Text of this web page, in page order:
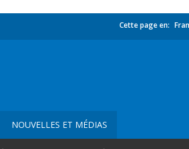
Cette page en:
NOUVELLES ET MÉDIAS